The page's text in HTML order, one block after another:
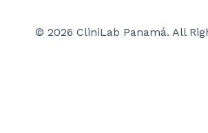
© 2026 CliniLab Panamá. All